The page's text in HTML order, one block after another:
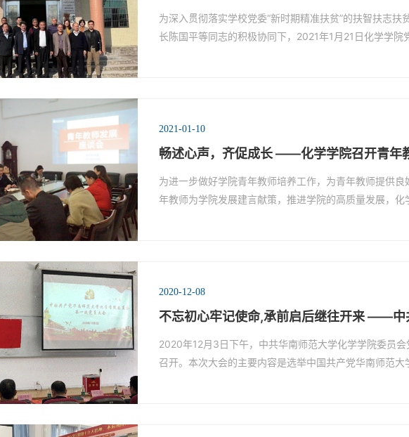
为深入贯彻落实学校党委“新时期精准扶贫”的扶智扶志扶
长陈国平等同志的积极协同下，2021年1月21日化学学
2021-01-10
畅述心声，齐促成长 ——化学学院召开青年
为进一步做好学院青年教师培养工作，为青年教师提供
年教师为学院发展建言献策，推进学院的高质量发展，
2020-12-08
不忘初心牢记使命,承前启后继往开来 ——中
2020年12月3日下午，中共华南师范大学化学学院委员
召开。本次大会的主要内容是选举中国共产党华南师范